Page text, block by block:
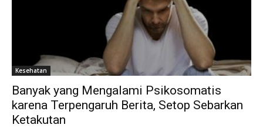
Kesehatan
Banyak yang Mengalami Psikosomatis
karena Terpengaruh Berita, Setop Sebarkan
Ketakutan